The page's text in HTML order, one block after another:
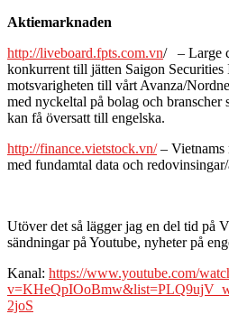
Aktiemarknaden
http://liveboard.fpts.com.vn/ – Large
konkurrent till jätten Saigon Securities
motsvarigheten till vårt Avanza/
med nyckeltal på bolag och branscher
kan få översatt till engelska.
http://finance.vietstock.vn/– Vietnams
med fundamtal data och
Utöver det så lägger jag en del tid på
sändningar på Youtube, nyheter på
Kanal: https://www.youtube.com/
2joS